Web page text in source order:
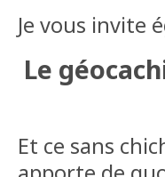
Je vous invite
Le
Et ce sans